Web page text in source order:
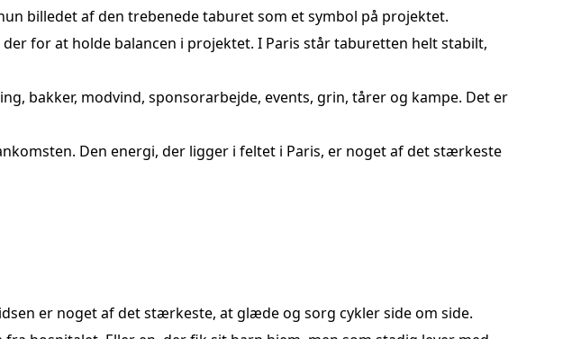
billedet af den trebenede taburet som et symbol på projektet.
for at holde balancen i projektet. I Paris står taburetten helt stabilt,
bakker, modvind, sponsorarbejde, events, grin, tårer og kampe. Det er
Den energi, der ligger i feltet i Paris, er noget af det stærkeste
er noget af det stærkeste, at glæde og sorg cykler side om side.